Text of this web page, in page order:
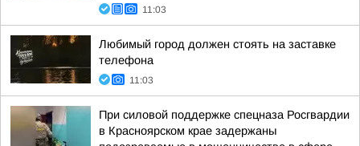
11:03
Любимый город должен стоять на заставке
телефона
11:03
При силовой поддержке спецназа Росгвардии
в Красноярском крае задержаны